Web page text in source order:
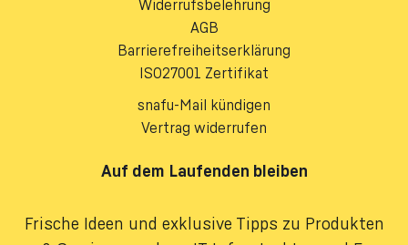
Widerrufsbelehrung
AGB
Barrierefreiheitserklärung
ISO27001 Zertifikat
snafu-Mail kündigen
Vertrag widerrufen
Auf dem Laufenden bleiben
Frische Ideen und exklusive Tipps zu Produkten